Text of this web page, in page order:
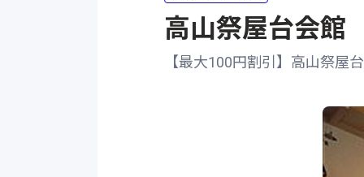
高山祭屋台会館
【最大100円割引】高山祭屋